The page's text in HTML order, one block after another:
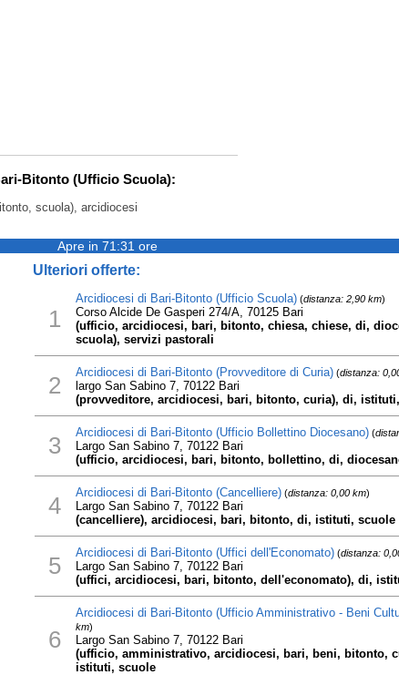
Bitonto (Ufficio Scuola):
scuola), arcidiocesi
Apre in 71:31 ore
Ulteriori offerte:
1
Arcidiocesi di Bari-Bitonto (Ufficio Scuola)(distanza: 2,90 km)
Corso Alcide De Gasperi 274/A, 70125 Bari
(ufficio, arcidiocesi, bari, bitonto, chiesa, chiese, di,
scuola), servizi pastorali
2 Arcidiocesi di Bari-Bitonto (Provveditore di Curia)(distanza:
largo San Sabino 7, 70122 Bari
(provveditore, arcidiocesi, bari, bitonto, curia), di,
3 Arcidiocesi di Bari-Bitonto (Ufficio Bollettino Diocesano)(
Largo San Sabino 7, 70122 Bari
(ufficio, arcidiocesi, bari, bitonto, bollettino, di,
4 Arcidiocesi di Bari-Bitonto (Cancelliere)(distanza: 0,00 km)
Largo San Sabino 7, 70122 Bari
(cancelliere), arcidiocesi, bari, bitonto, di, istituti, scuole
5 Arcidiocesi di Bari-Bitonto (Uffici dell'Economato)(distanza:
Largo San Sabino 7, 70122 Bari
(uffici, arcidiocesi, bari, bitonto, dell'economato), di,
6
Arcidiocesi di Bari-Bitonto (Ufficio Amministrativo - Beni
km)
Largo San Sabino 7, 70122 Bari
(ufficio, amministrativo, arcidiocesi, bari, beni, bitonto,
istituti, scuole